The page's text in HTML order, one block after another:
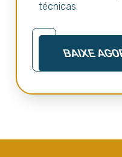
técnicas.
BAIXE